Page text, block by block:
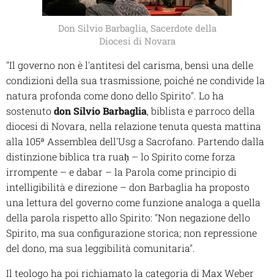
Don Silvio Barbaglia, Sacerdote della
Diocesi di Novara
"Il governo non è l'antitesi del carisma, bensì una delle
condizioni della sua trasmissione, poiché ne condivide la
natura profonda come dono dello Spirito". Lo ha
sostenutodon Silvio Barbaglia, biblista e parroco della
diocesi di Novara, nella relazione tenuta questa mattina
alla 105ª Assemblea dell'Usg a Sacrofano. Partendo dalla
distinzione biblica tra ruaḥ – lo Spirito come forza
irrompente – e dabar – la Parola come principio di
intelligibilità e direzione – don Barbaglia ha proposto
una lettura del governo come funzione analoga a quella
della parola rispetto allo Spirito: "Non negazione dello
Spirito, ma sua configurazione storica; non repressione
del dono, ma sua leggibilità comunitaria".
Il teologo ha poi richiamato la categoria di Max Weber